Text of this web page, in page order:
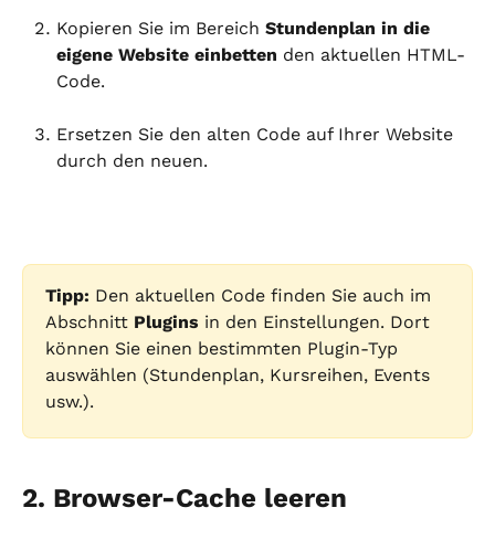
Kopieren Sie im Bereich Stundenplan in die
eigene Website einbetten den aktuellen HTML-
Code.
Ersetzen Sie den alten Code auf Ihrer Website
durch den neuen.
Tipp: Den aktuellen Code finden Sie auch im
Abschnitt Plugins in den Einstellungen. Dort
können Sie einen bestimmten Plugin-Typ
auswählen (Stundenplan, Kursreihen, Events
usw.).
2. Browser-Cache leeren